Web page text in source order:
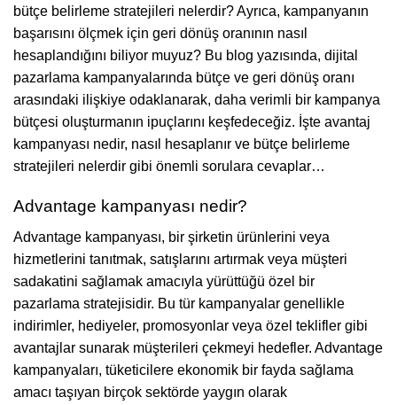
bütçe belirleme stratejileri nelerdir? Ayrıca, kampanyanın
başarısını ölçmek için geri dönüş oranının nasıl
hesaplandığını biliyor muyuz? Bu blog yazısında, dijital
pazarlama kampanyalarında bütçe ve geri dönüş oranı
arasındaki ilişkiye odaklanarak, daha verimli bir kampanya
bütçesi oluşturmanın ipuçlarını keşfedeceğiz. İşte avantaj
kampanyası nedir, nasıl hesaplanır ve bütçe belirleme
stratejileri nelerdir gibi önemli sorulara cevaplar…
Advantage kampanyası nedir?
Advantage kampanyası, bir şirketin ürünlerini veya
hizmetlerini tanıtmak, satışlarını artırmak veya müşteri
sadakatini sağlamak amacıyla yürüttüğü özel bir
pazarlama stratejisidir. Bu tür kampanyalar genellikle
indirimler, hediyeler, promosyonlar veya özel teklifler gibi
avantajlar sunarak müşterileri çekmeyi hedefler. Advantage
kampanyaları, tüketicilere ekonomik bir fayda sağlama
amacı taşıyan birçok sektörde yaygın olarak